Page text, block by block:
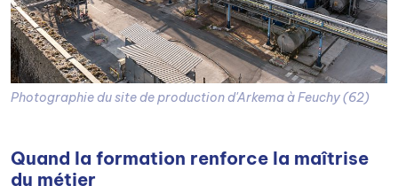
Photographie du site de production d'Arkema à Feuchy (62)
Quand la formation renforce la maîtrise
du métier